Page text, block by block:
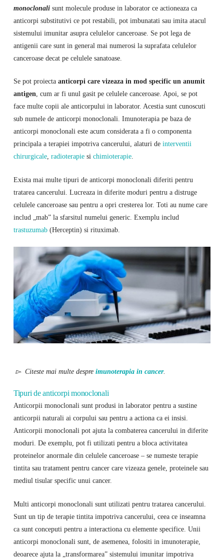
monoclonali sunt molecule produse in laborator ce actioneaza ca
anticorpi substitutivi ce pot restabili, pot imbunatati sau imita atacul
sistemului imunitar asupra celulelor canceroase. Se pot lega de
antigenii care sunt in general mai numerosi la suprafata celulelor
canceroase decat pe celulele sanatoase.
Se pot proiectaanticorpi care vizeaza in mod specific un anumit
antigen, cum ar fi unul gasit pe celulele canceroase. Apoi, se pot
face multe copii ale anticorpului in laborator. Acestia sunt cunoscuti
sub numele de anticorpi monoclonali. Imunoterapia pe baza de
anticorpi monoclonali este acum considerata a fi o componenta
principala a terapiei impotriva cancerului, alaturi deinterventii
chirurgicale, radioterapiesi chimioterapie.
Exista mai multe tipuri de anticorpi monoclonali diferiti pentru
tratarea cancerului. Lucreaza in diferite moduri pentru a distruge
celulele canceroase sau pentru a opri cresterea lor. Toti au nume care
includ „mab” la sfarsitul numelui generic. Exemplu includ
trastuzumab(Herceptin) si rituximab.
▻ Citeste mai multe despreimunoterapia in cancer.
Tipuri de anticorpi monoclonali
Anticorpii monoclonali sunt produsi in laborator pentru a sustine
anticorpii naturali ai corpului sau pentru a actiona ca ei insisi.
Anticorpii monoclonali pot ajuta la combaterea cancerului in diferite
moduri. De exemplu, pot fi utilizati pentru a bloca activitatea
proteinelor anormale din celulele canceroase – se numeste terapie
tintita sau tratament pentru cancer care vizeaza genele, proteinele sau
mediul tisular specific unui cancer.
Multi anticorpi monoclonali sunt utilizati pentru tratarea cancerului.
Sunt un tip de terapie tintita impotriva cancerului, ceea ce inseamna
ca sunt conceputi pentru a interactiona cu elemente specifice. Unii
anticorpi monoclonali sunt, de asemenea, folositi in imunoterapie,
deoarece ajuta la „transformarea” sistemului imunitar impotriva